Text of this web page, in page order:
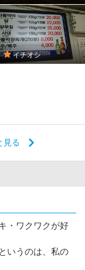
イチオシ
見る
・ワクワクが好
いうのは、私の